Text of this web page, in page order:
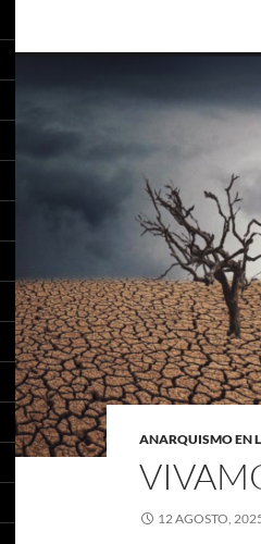
ANARQUISMO EN
12 AGOSTO,